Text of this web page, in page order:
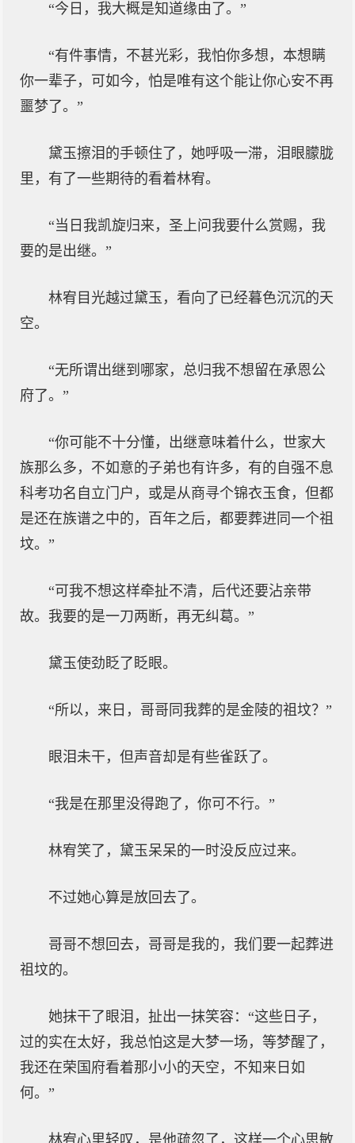
“今日，我大概是知道缘由了。”
“有件事情，不甚光彩，我怕你多想，本想瞒
你一辈子，可如今，怕是唯有这个能让你心安不再
噩梦了。”
黛玉擦泪的手顿住了，她呼吸一滞，泪眼朦胧
里，有了一些期待的看着林宥。
“当日我凯旋归来，圣上问我要什么赏赐，我
要的是出继。”
林宥目光越过黛玉，看向了已经暮色沉沉的天
空。
“无所谓出继到哪家，总归我不想留在承恩公
府了。”
“你可能不十分懂，出继意味着什么，世家大
族那么多，不如意的子弟也有许多，有的自强不息
科考功名自立门户，或是从商寻个锦衣玉食，但都
是还在族谱之中的，百年之后，都要葬进同一个祖
坟。”
“可我不想这样牵扯不清，后代还要沾亲带
故。我要的是一刀两断，再无纠葛。”
黛玉使劲眨了眨眼。
“所以，来日，哥哥同我葬的是金陵的祖坟？”
眼泪未干，但声音却是有些雀跃了。
“我是在那里没得跑了，你可不行。”
林宥笑了，黛玉呆呆的一时没反应过来。
不过她心算是放回去了。
哥哥不想回去，哥哥是我的，我们要一起葬进
祖坟的。
她抹干了眼泪，扯出一抹笑容：“这些日子，
过的实在太好，我总怕这是大梦一场，等梦醒了，
我还在荣国府看着那小小的天空，不知来日如
何。”
林宥心里轻叹，是他疏忽了，这样一个心思敏